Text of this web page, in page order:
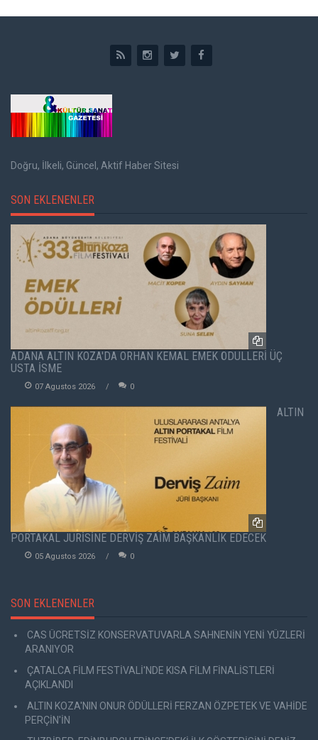
Doğru, İlkeli, Güncel, Aktif Haber Sitesi
SON EKLENENLER
ADANA ALTIN KOZA'DA ORHAN KEMAL EMEK ÖDÜLLERİ ÜÇ
USTA İSME
07 Agustos 2026 0
ALTIN
PORTAKAL JÜRİSİNE DERVİŞ ZAİM BAŞKANLIK EDECEK
05 Agustos 2026 0
SON EKLENENLER
CAS ÜCRETSİZ KONSERVATUVARLA SAHNENİN YENİ YÜZLERİ
ARANIYOR
ÇATALCA FİLM FESTİVALİ'NDE KISA FİLM FİNALİSTLERİ
AÇIKLANDI
ALTIN KOZA'NIN ONUR ÖDÜLLERİ FERZAN ÖZPETEK VE VAHİDE
PERÇİN'İN